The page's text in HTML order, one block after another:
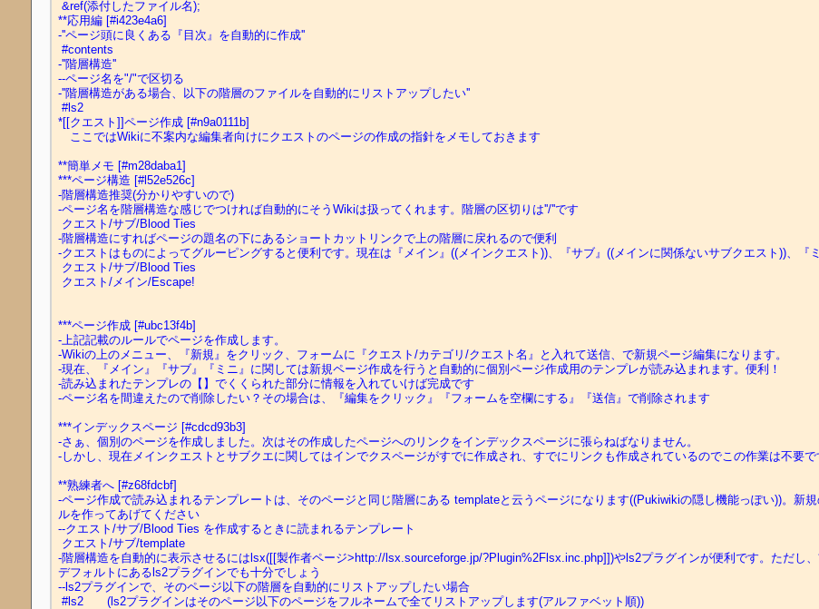
**応用編 [#i423e4a6]
-''ページ頭に良くある『目次』を自動的に作成''
-''階層構造''
--ページ名を"/"で区切る
-''階層構造がある場合、以下の階層のファイルを自動的にリストアップしたい''
*[[クエスト]]ページ作成 [#n9a0111b]
ここではWikiに不案内な編集者向けにクエストのページの作成の指針をメモしておきます
**簡単メモ [#m28daba1]
***ページ構造 [#l52e526c]
-階層構造推奨(分かりやすいので)
-ページ名を階層構造な感じでつければ自動的にそうWikiは扱ってくれます。階層の区切りは''/''です
-階層構造にすればページの題名の下にあるショートカットリンクで上の階層に戻れるので便利
-クエストはものによってグルーピングすると便利です。現在は『メイン』((メインクエスト))、『サブ』((メインに関係ないサブクエスト))、『
***ページ作成 [#ubc13f4b]
-上記記載のルールでページを作成します。
-Wikiの上のメニュー、『新規』をクリック、フォームに『クエスト/カテゴリ/クエスト名』と入れて送信、で新規ページ編集になります。
-現在、『メイン』『サブ』『ミニ』に関しては新規ページ作成を行うと自動的に個別ページ作成用のテンプレが読み込まれます。便利！
-読み込まれたテンプレの【】でくくられた部分に情報を入れていけば完成です
-ページ名を間違えたので削除したい？その場合は、『編集をクリック』『フォームを空欄にする』『送信』で削除されます
***インデックスページ [#cdcd93b3]
-さぁ、個別のページを作成しました。次はその作成したページへのリンクをインデックスページに張らねばなりません。
-しかし、現在メインクエストとサブクエに関してはインでクスページがすでに作成され、すでにリンクも作成されているのでこの作業は不要で
**熟練者へ [#z68fdcbf]
-ページ作成で読み込まれるテンプレートは、そのページと同じ階層にある templateと云うページになります((Pukiwikiの隠し機能っぽい))。新
ルを作ってあげてください
--クエスト/サブ/Blood Ties を作成するときに読まれるテンプレート
-階層構造を自動的に表示させるにはlsx([[製作者ページ>http://lsx.sourceforge.jp/?Plugin%2Flsx.inc.php]])やls2プラグインが便利です。ただし
デフォルトにあるls2プラグインでも十分でしょう
--ls2プラグインで、そのページ以下の階層を自動的にリストアップしたい場合